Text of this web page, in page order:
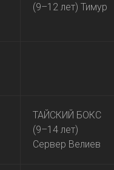
(9–12 лет) Тимур
ТАЙСКИЙ БОКС
(9–14 лет)
Сервер Велиев